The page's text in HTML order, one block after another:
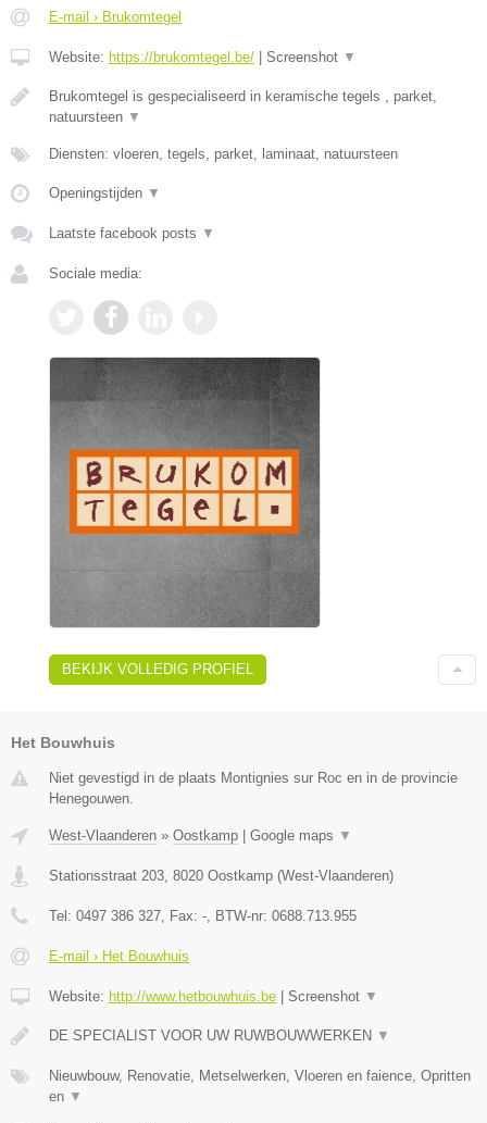
E-mail › Brukomtegel
Website: https://brukomtegel.be/ | Screenshot ▼
Brukomtegel is gespecialiseerd in keramische tegels , parket,
natuursteen ▼
Diensten: vloeren, tegels, parket, laminaat, natuursteen
Openingstijden ▼
Laatste facebook posts ▼
Sociale media:
BEKIJK VOLLEDIG PROFIEL
Het Bouwhuis
Niet gevestigd in de plaats Montignies sur Roc en in de provincie
Henegouwen.
West-Vlaanderen » Oostkamp | Google maps ▼
Stationsstraat 203 8020 Oostkamp (West-Vlaanderen)
Tel: 0497 386 327 , Fax: - , BTW-nr: 0688.713.955
E-mail › Het Bouwhuis
Website: http://www.hetbouwhuis.be | Screenshot ▼
DE SPECIALIST VOOR UW RUWBOUWWERKEN ▼
Nieuwbouw, Renovatie, Metselwerken, Vloeren en faience, Opritten
en ▼